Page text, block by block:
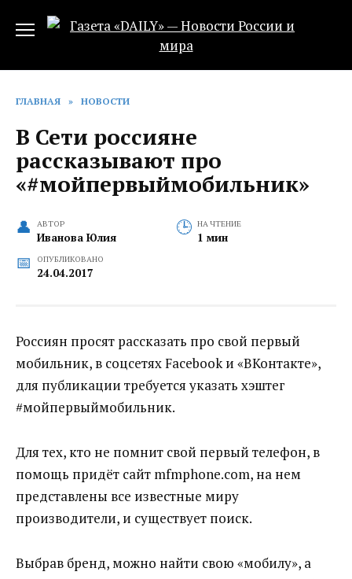
ГЛАВНАЯ » НОВОСТИ
В Сети россияне
рассказывают про
«#мойпервыймобильник»
АВТОР
Иванова Юлия
НА ЧТЕНИЕ
1 мин
ОПУБЛИКОВАНО
24.04.2017
Россиян просят рассказать про свой первый
мобильник, в соцсетях Facebook и «ВКонтакте»,
для публикации требуется указать хэштег
#мойпервыймобильник.
Для тех, кто не помнит свой первый телефон, в
помощь придёт сайт mfmphone.com, на нем
представлены все известные миру
производители, и существует поиск.
Выбрав бренд, можно найти свою «мобилу», а